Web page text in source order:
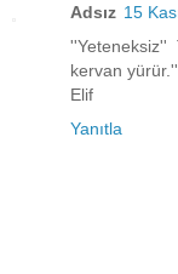
Adsız 15
kervan
Elif
Yanıtla